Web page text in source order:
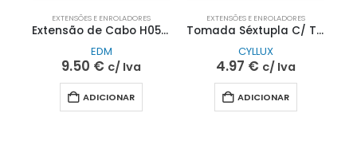
EXTENSÕES E ENROLADORES
Extensão de Cabo H05VV-F 3×1,5mm Branco 5MT| EDM
EDM
9.50 € c/ Iva
ADICIONAR
EXTENSÕES E ENROLADORES
Tomada Séxtupla C/ Terra S/Cabo 10/16A 250V~| Cyllux
CYLLUX
4.97 € c/ Iva
ADICIONAR